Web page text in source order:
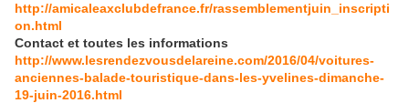
http://amicaleaxclubdefrance.fr/rassemblementjuin_inscripti
on.html
Contact et toutes les informations
http://www.lesrendezvousdelareine.com/2016/04/voitures-
anciennes-balade-touristique-dans-les-yvelines-dimanche-
19-juin-2016.html